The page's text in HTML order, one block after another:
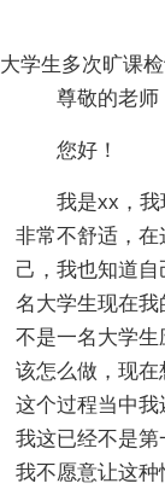
大学生多次旷课
尊敬的老师
您好！
我是xx，
非常不舒适，
己，我也知道
名大学生现在
不是一名大学
该怎么做，现
这个过程当中我
我这已经不是第
我不愿意让这种